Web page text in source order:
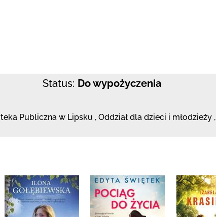
Status: Do wypożyczenia
Publiczna w Lipsku , Oddział dla dzieci i młodzieży ,